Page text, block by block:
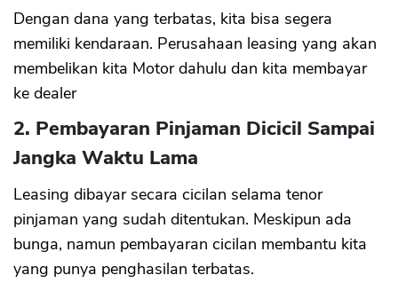
Dengan dana yang terbatas, kita bisa segera
memiliki kendaraan. Perusahaan leasing yang akan
membelikan kita Motor dahulu dan kita membayar
ke dealer
2. Pembayaran Pinjaman Dicicil Sampai
Jangka Waktu Lama
Leasing dibayar secara cicilan selama tenor
pinjaman yang sudah ditentukan. Meskipun ada
bunga, namun pembayaran cicilan membantu kita
yang punya penghasilan terbatas.